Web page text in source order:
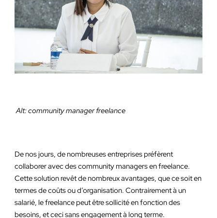
Alt: community manager freelance
De nos jours, de nombreuses entreprises préfèrent
collaborer avec des community managers en freelance.
Cette solution revêt de nombreux avantages, que ce soit en
termes de coûts ou d’organisation. Contrairement à un
salarié, le freelance peut être sollicité en fonction des
besoins, et ceci sans engagement à long terme.